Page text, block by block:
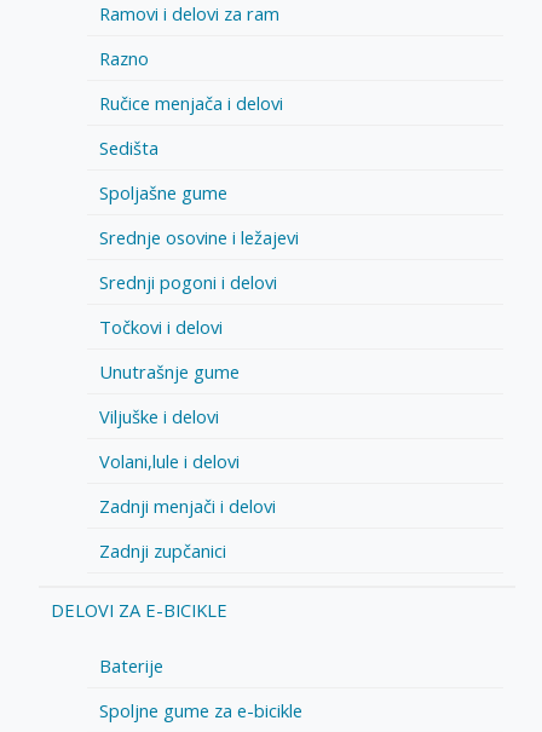
Ramovi i delovi za ram
Razno
Ručice menjača i delovi
Sedišta
Spoljašne gume
Srednje osovine i ležajevi
Srednji pogoni i delovi
Točkovi i delovi
Unutrašnje gume
Viljuške i delovi
Volani,lule i delovi
Zadnji menjači i delovi
Zadnji zupčanici
DELOVI ZA E-BICIKLE
Baterije
Spoljne gume za e-bicikle